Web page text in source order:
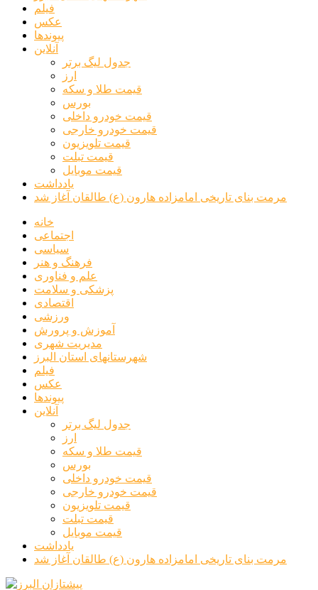
فیلم
عکس
پیوندها
آنلاین
جدول لیگ برتر
ارز
قیمت طلا و سکه
بورس
قیمت خودرو داخلی
قیمت خودرو خارجی
قیمت تلویزیون
قیمت تبلت
قیمت موبایل
یادداشت
مرمت بنای تاریخی امامزاده هارون (ع) طالقان آغاز شد
خانه
اجتماعی
سیاسی
فرهنگ و هنر
علم و فناوری
پزشکی و سلامت
اقتصادی
ورزشی
آموزش و پرورش
مدیریت شهری
شهرستانهای استان البرز
فیلم
عکس
پیوندها
آنلاین
جدول لیگ برتر
ارز
قیمت طلا و سکه
بورس
قیمت خودرو داخلی
قیمت خودرو خارجی
قیمت تلویزیون
قیمت تبلت
قیمت موبایل
یادداشت
مرمت بنای تاریخی امامزاده هارون (ع) طالقان آغاز شد